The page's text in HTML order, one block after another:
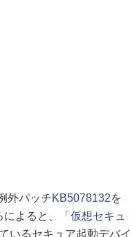
外パッチKB5078132を
よると、
「仮想セキュ
いるセキュア起動デバイ